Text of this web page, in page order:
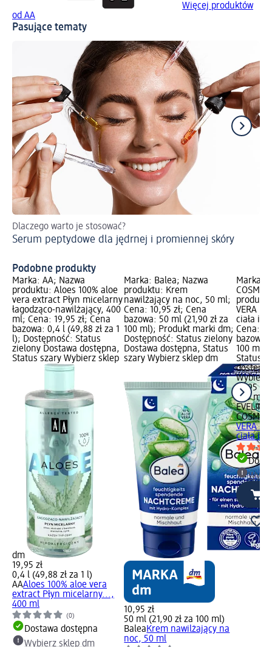
Więcej produktów
od AA
Pasujące tematy
Dlaczego warto je stosować?
Serum peptydowe dla jędrnej i promiennej skóry
Podobne produkty
Marka: AA; Nazwa
produktu: Aloes 100% aloe
vera extract Płyn micelarny
łagodząco-nawilżający, 400
ml; Cena: 19,95 zł; Cena
bazowa: 0,4 l (49,88 zł za 1
l); Dostępność: Status
zielony Dostawa dostępna,
Status szary Wybierz sklep
dm
19,95 zł
0,4 l (49,88 zł za 1 l)
AAAloes 100% aloe vera
extract Płyn micelarny...,
400 ml
(0)
Dostawa dostępna
Wybierz sklep dm
Marka: Balea; Nazwa
produktu: Krem
nawilżający na noc, 50 ml;
Cena: 10,95 zł; Cena
bazowa: 50 ml (21,90 zł za
100 ml); Produkt marki dm;
Dostępność: Status zielony
Dostawa dostępna, Status
szary Wybierz sklep dm
10,95 zł
50 ml (21,90 zł za 100 ml)
BaleaKrem nawilżający na
noc, 50 ml
Marka:
VERA
ciała i
Cena:
bazowa:
100 ml);
Status
Wybierz
19,95 zł
250 ml
EVELINE
VERA
ciała